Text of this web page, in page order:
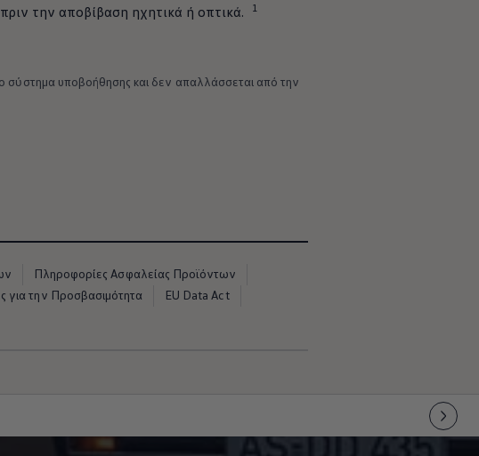
την αποβίβαση ηχητικά ή οπτικά.
1
σύστημα υποβοήθησης και δεν απαλλάσσεται από την
Πληροφορίες Ασφαλείας Προϊόντων
για την Προσβασιμότητα
EU Data Act